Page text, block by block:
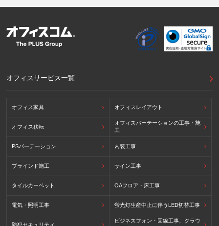
外国における個人情報の保護に関する制度等の詳細は以下を
ご確認下さい。
オフィスサービス一覧
オフィス家具 オフィスレイアウト
オフィス移転
オフィスパーテーションの工事・施
工
PSパーテーション 内装工事
ブラインド施工 サイン工事
タイルカーペット OAフロア・床工事
電気・照明工事 蛍光灯生産中止に伴うLED切替工事
防犯セキュリティ
ビジネスフォン・回線工事、クラウ